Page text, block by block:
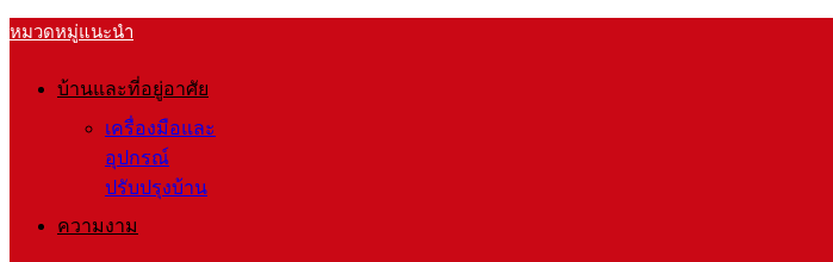
หมวดหมู่แนะนำ
บ้านและที่อยู่อาศัย
เครื่องมือและ
อุปกรณ์
ปรับปรุงบ้าน
ความงาม